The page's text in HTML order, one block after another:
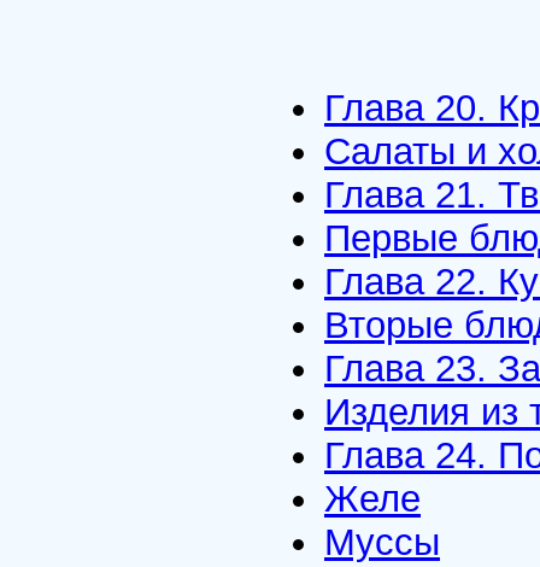
Глава 20.
Салаты и
Глава 21.
Первые
Глава 22.
Вторые
Глава 23.
Изделия из
Глава 24.
Желе
Муссы